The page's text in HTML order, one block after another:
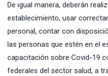
De igual manera, deberán
establecimiento, usar
personal, contar con
las personas que estén en el
capacitación sobre Covid-19
federales del sector salud, a